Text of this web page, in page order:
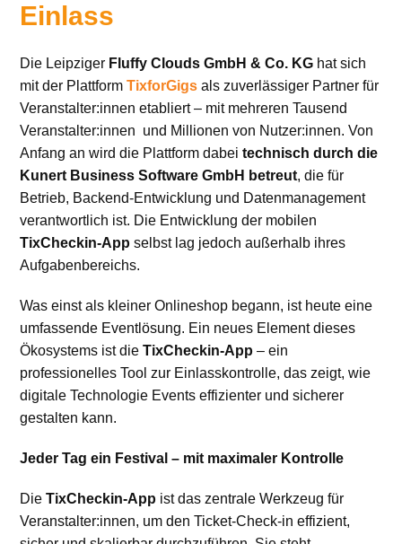
Einlass
Die Leipziger Fluffy Clouds GmbH & Co. KG hat sich
mit der PlattformTixforGigs als zuverlässiger Partner für
Veranstalter:innen etabliert – mit mehreren Tausend
Veranstalter:innen und Millionen von Nutzer:innen. Von
Anfang an wird die Plattform dabeitechnisch durch die
Kunert Business Software GmbH betreut, die für
Betrieb, Backend-Entwicklung und Datenmanagement
verantwortlich ist. Die Entwicklung der mobilen
TixCheckin-App selbst lag jedoch außerhalb ihres
Aufgabenbereichs.
Was einst als kleiner Onlineshop begann, ist heute eine
umfassende Eventlösung. Ein neues Element dieses
Ökosystems ist dieTixCheckin-App – ein
professionelles Tool zur Einlasskontrolle, das zeigt, wie
digitale Technologie Events effizienter und sicherer
gestalten kann.
Jeder Tag ein Festival – mit maximaler Kontrolle
DieTixCheckin-App ist das zentrale Werkzeug für
Veranstalter:innen, um den Ticket-Check-in effizient,